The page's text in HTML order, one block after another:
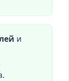
и